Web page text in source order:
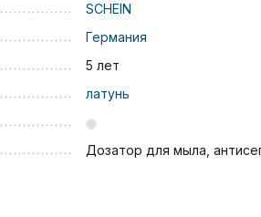
SCHEIN
Германия
5 лет
латунь
Дозатор для мыла,